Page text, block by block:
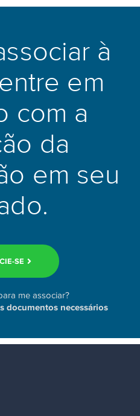
à
em
com a
da
em seu
SE
me associar?
documentos necessários